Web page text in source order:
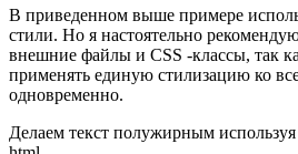
В приведенном выше примере
стили. Но я настоятельно
внешние файлы и CSS -классы, так
применять единую стилизацию ко
одновременно.
Делаем текст полужирным